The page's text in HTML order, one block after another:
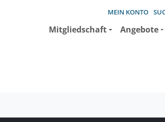
MEIN KONTO
Mitgliedschaft Angebote